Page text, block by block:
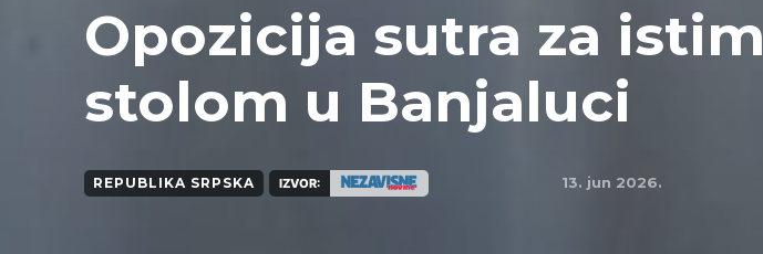
Opozicija sutra za istim
stolom u Banjaluci
REPUBLIKA SRPSKA IZVOR: 13. jun 2026.